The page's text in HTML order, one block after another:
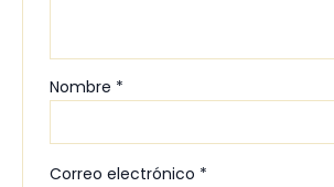
Nombre *
Correo electrónico *